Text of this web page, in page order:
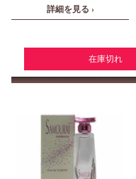
詳細を見る ›
在庫切れ